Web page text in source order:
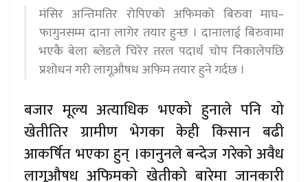
मंसिर अन्तिमतिर रोपिएको अफिमको बिरुवा माघ–
फागुनसम्म दाना लागेर तयार हुन्छ । दानालाई बिरुवामा
भएकै बेला ब्लेडले चिरेर तरल पदार्थ चोप निकालेपछि
प्रशोधन गरी लागूऔषध अफिम तयार हुने गर्दछ ।
बजार मूल्य अत्याधिक भएको हुनाले पनि यो
खेतीतिर ग्रामीण भेगका केही किसान बढी
आकर्षित भएका हुन् ।कानुनले बन्देज गरेको अवैध
लागूऔषध अफिमको खेतीको बारेमा जानकारी